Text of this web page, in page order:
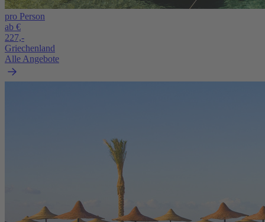
pro Person
ab €
227,-
Griechenland
Alle Angebote